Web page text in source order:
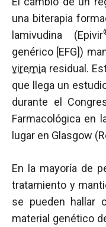
una biterapia
lamivudina (Epivir
genérico [EFG])
viremia residual.
que llega un
durante el
Farmacológica en
lugar en Glasgow
En la mayoría de
tratamiento y
se pueden hallar
material genético